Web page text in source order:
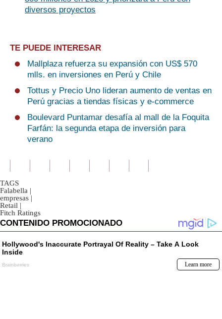
diversos proyectos
TE PUEDE INTERESAR
Mallplaza refuerza su expansión con US$ 570
mlls. en inversiones en Perú y Chile
Tottus y Precio Uno lideran aumento de ventas en
Perú gracias a tiendas físicas y e-commerce
Boulevard Puntamar desafía al mall de la Foquita
Farfán: la segunda etapa de inversión para
verano
TAGS
Falabella |
empresas |
Retail |
Fitch Ratings